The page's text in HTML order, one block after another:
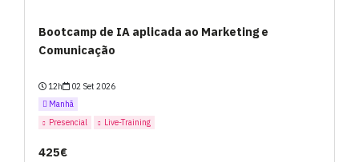
Bootcamp de IA aplicada ao Marketing e
Comunicação
12h
02 Set 2026
Manhã
Presencial
Live-Training
425€